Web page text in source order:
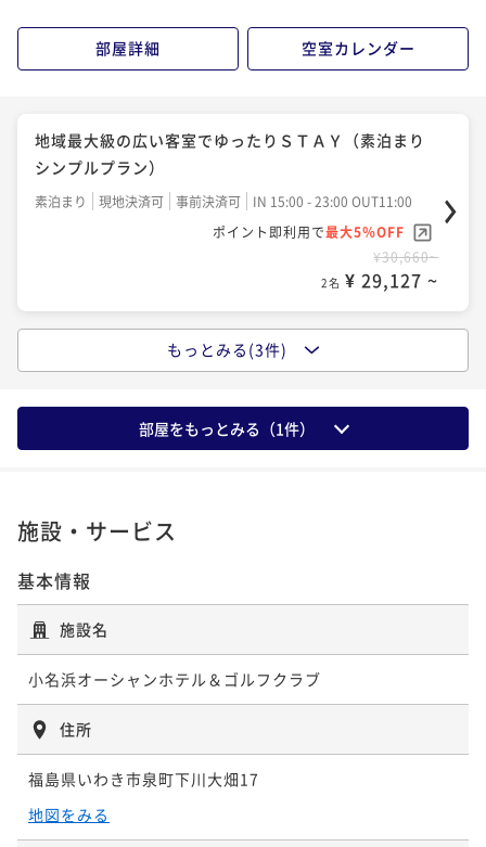
二食付き 現地決済可
ポイント即利用で
2名 ¥ 39,900 ~
部屋詳細 空室カレンダー
地域最大級の広い客室でゆったりＳＴＡＹ（素泊まり
シンプルプラン）
素泊まり 現地決済可 事前決済可
IN 15:00 - 23:00 OUT11:00
ポイント即利用で最大5％OFF
¥30,660~
2名 ¥ 29,127 ~
【オーシャンホテル自慢の朝食バイキング】太平洋を
現地決済可 事前決済可
IN 15:00 - 23:45 OUT11:00
ポイント即利用で最大5％OFF
【和洋中の豪華お料理勢ぞろい！】ディナーバイキン
グプラン
二食付き 現地決済可
ポイント即利用で
フルールコース～
もっとみる(3件)
部屋をもっとみる（1件）
施設・サービス
基本情報
施設名
小名浜オーシャンホテル＆ゴルフクラブ
住所
福島県いわき市泉町下川大畑17
地図をみる